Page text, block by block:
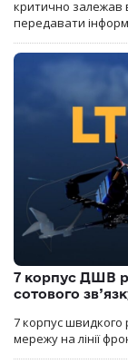
критично залежав
передавати
7 корпус ДШВ
сотового
7 корпус швидкого
мережу на лінії